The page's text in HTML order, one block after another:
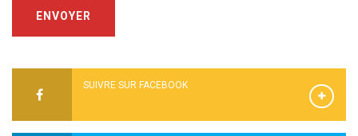
ENVOYER
SUIVRE SUR FACEBOOK